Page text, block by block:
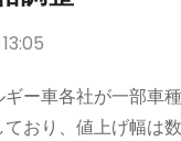
ー車各社が一部車
おり、値上げ幅は